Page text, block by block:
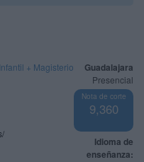
Guadalajara
Presencial
Nota de corte
9,360
Idioma de
enseñanza:
+ Magisterio